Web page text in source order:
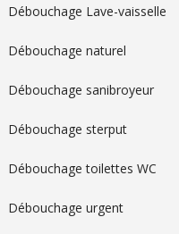
Débouchage Lave-vaisselle
Débouchage naturel
Débouchage sanibroyeur
Débouchage sterput
Débouchage toilettes WC
Débouchage urgent